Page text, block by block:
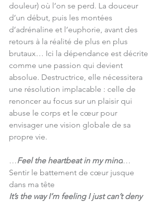
douleur) où l’on se perd. La douceur
d’un début, puis les montées
d’adrénaline et l’euphorie, avant des
retours à la réalité de plus en plus
brutaux… Ici la dépendance est décrite
comme une passion qui devient
absolue. Destructrice, elle nécessitera
une résolution implacable : celle de
renoncer au focus sur un plaisir qui
abuse le corps et le cœur pour
envisager une vision globale de sa
propre vie.
…Feel the heartbeat in my mind…
Sentir le battement de cœur jusque
dans ma tête
It’s the way I’m feeling I just can’t deny